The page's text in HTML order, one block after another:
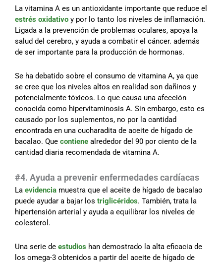
La vitamina A es un antioxidante importante que reduce el
estrés oxidativo y por lo tanto los niveles de inflamación.
Ligada a la prevención de problemas oculares, apoya la
salud del cerebro, y ayuda a combatir el cáncer. además
de ser importante para la producción de hormonas.
Se ha debatido sobre el consumo de vitamina A, ya que
se cree que los niveles altos en realidad son dañinos y
potencialmente tóxicos. Lo que causa una afección
conocida como hipervitaminosis A. Sin embargo, esto es
causado por los suplementos, no por la cantidad
encontrada en una cucharadita de aceite de hígado de
bacalao. Que contiene alrededor del 90 por ciento de la
cantidad diaria recomendada de vitamina A.
#4. Ayuda a prevenir enfermedades cardíacas
La evidencia muestra que el aceite de hígado de bacalao
puede ayudar a bajar los triglicéridos. También, trata la
hipertensión arterial y ayuda a equilibrar los niveles de
colesterol.
Una serie de estudios han demostrado la alta eficacia de
los omega-3 obtenidos a partir del aceite de hígado de